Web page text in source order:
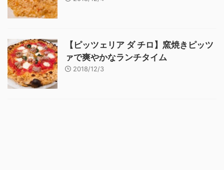
【ピッツェリア ダ チロ】窯焼きピッツ
ァで爽やかなランチタイム
2018/12/3